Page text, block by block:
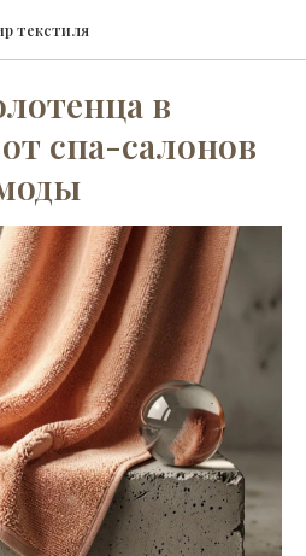
текстиля
в
спа-салонов